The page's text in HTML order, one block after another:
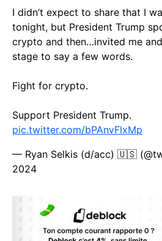
I didn’t expect to share that I
tonight, but President Trump
crypto and then…invited me and
stage to say a few words.
Fight for crypto.
Support President Trump.
pic.twitter.com/bPAnvFlxMp
— Ryan Selkis (d/acc) 🇺🇸
2024